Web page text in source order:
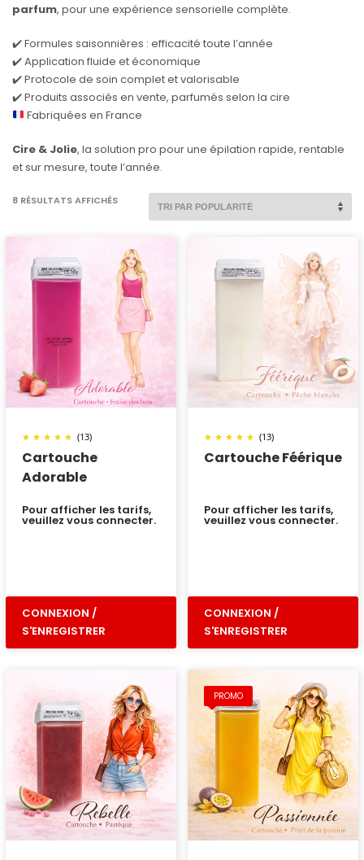
parfum, pour une expérience sensorielle complète.
✔️ Formules saisonnières : efficacité toute l’année
✔️ Application fluide et économique
✔️ Protocole de soin complet et valorisable
✔️ Produits associés en vente, parfumés selon la cire
Fabriquées en France
Cire & Jolie, la solution pro pour une épilation rapide, rentable
et sur mesure, toute l’année.
8 RÉSULTATS AFFICHÉSTRIÉ
Cartouche
Adorable
(13)
Pour afficher les tarifs,
veuillez vous connecter.
CONNEXION /
S'ENREGISTRER
Cartouche Féérique
(13)
Pour afficher les tarifs,
veuillez vous connecter.
CONNEXION /
S'ENREGISTRER
PROMO